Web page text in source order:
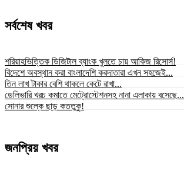
সর্বশেষ খবর
শরিয়াহভিত্তিক ডিজিটাল ব্যাংক খুলতে চায় আকিজ রিসোর্স!
বিদেশে অবস্থান করা বাংলাদেশি করদাতারা এখন সহজেই...
তিন লাখ টাকার বেশি থাকলে কেটে রাখা...
ডেলিভারি খরচ কমাতে মেট্রোস্টেশনসহ নানা এলাকায় বসেছে...
সোনার শুল্কে ছাড় কততুকু!
জনপ্রিয় খবর